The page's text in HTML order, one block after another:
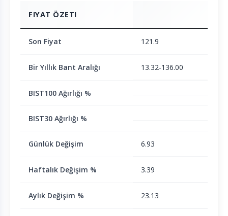
FIYAT ÖZETI
Son Fiyat 121.9
Bir Yıllık Bant Aralığı 13.32-136.00
BIST100 Ağırlığı %
BIST30 Ağırlığı %
Günlük Değişim 6.93
Haftalık Değişim % 3.39
Aylık Değişim % 23.13